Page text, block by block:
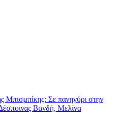
Μπισμπίκης: Σε πανηγύρι στην
Βανδή, Μελίνα